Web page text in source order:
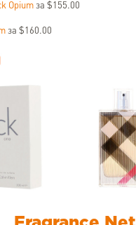
Opium за $155.00
за $160.00